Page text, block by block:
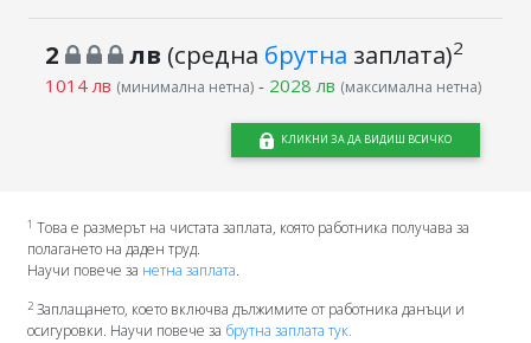
2 лв (средна брутна заплата)2
1014 лв (минимална нетна)- 2028 лв (максимална нетна)
КЛИКНИ ЗА ДА ВИДИШ ВСИЧКО
1 Това е размерът на чистата заплата, която работника получава за
полагането на даден труд.
Научи повече за нетна заплата.
2Заплащането, което включва дължимите от работника данъци и
осигуровки. Научи повече за брутна заплата тук.